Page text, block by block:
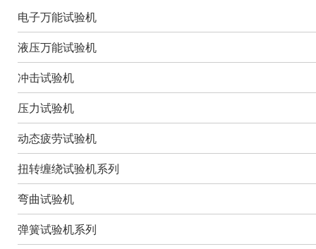
电子万能试验机
液压万能试验机
冲击试验机
压力试验机
动态疲劳试验机
扭转缠绕试验机系列
弯曲试验机
弹簧试验机系列